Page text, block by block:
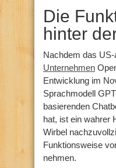
Die
hinter
Nachdem das
Unternehmen
Entwicklung im
Sprachmodell
basierenden
hat, ist ein wahrer
Wirbel
Funktionsweise
nehmen.